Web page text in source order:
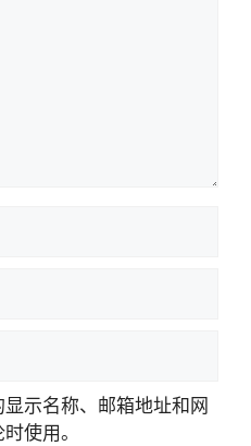
示名称、邮箱地址和网
使用。